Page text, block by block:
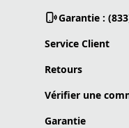
Garantie :
Service Client
Retours
Vérifier une
Garantie